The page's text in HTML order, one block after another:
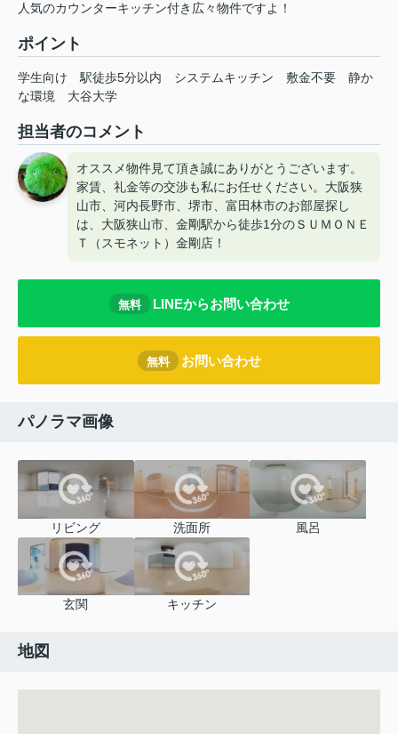
人気のカウンターキッチン付き広々物件ですよ！
ポイント
学生向け 駅徒歩5分以内 システムキッチン 敷金不要
静か
な環境
大谷大学
担当者のコメント
オススメ物件見て頂き誠にありがとうございます。
家賃、礼金等の交渉も私にお任せください。大阪狭
山市、河内長野市、堺市、富田林市のお部屋探し
は、大阪狭山市、金剛駅から徒歩1分のＳＵＭＯＮＥ
Ｔ（スモネット）金剛店！
無料 LINEからお問い合わせ
無料 お問い合わせ
パノラマ画像
リビング 洗面所 風呂
玄関 キッチン
地図